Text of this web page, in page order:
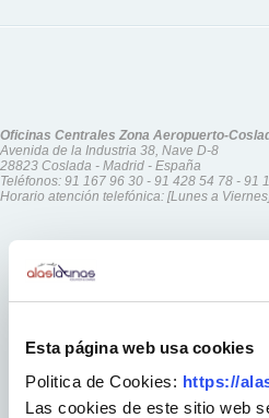
Esta página web usa cookies
Politica de Cookies: https://
Las cookies de este sitio web
Oficinas Centrales Zona Aeropuerto-
Avenida de la Industria 38, Nave D-8
28823 Coslada - Madrid - España
Teléfonos: 91 167 96 30 - 91 428 54 78 - 91
Horario atención telefónica: [Lunes a